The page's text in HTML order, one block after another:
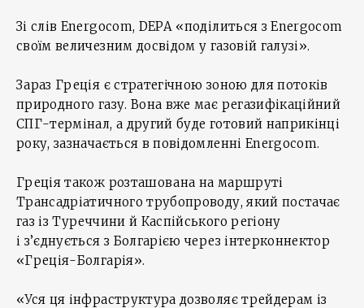
Зі слів Energocom, DEPA «поділиться з Energocom
своїм величезним досвідом у газовій галузі».
Зараз Греція є стратегічною зоною для потоків
природного газу. Вона вже має регазифікаційний
СПГ-термінал, а другий буде готовий наприкінці
року, зазначається в повідомленні Energocom.
Греція також розташована на маршруті
Трансадріатичного трубопроводу, який постачає
газ із Туреччини й Каспійського регіону
і з’єднується з Болгарією через інтерконнектор
«Греція-Болгарія».
«Уся ця інфраструктура дозволяє трейдерам із